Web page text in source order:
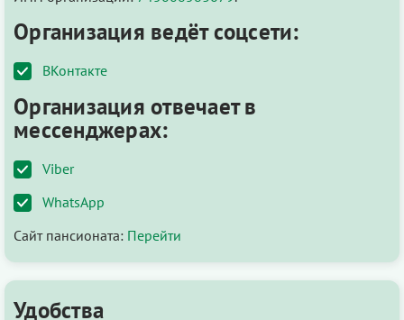
Организация ведёт соцсети:
ВКонтакте
Организация отвечает в
мессенджерах:
Viber
WhatsApp
Сайт пансионата: Перейти
Удобства